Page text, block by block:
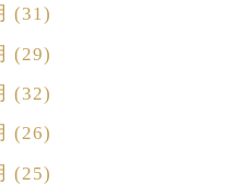
(31)
(29)
(32)
(26)
(25)